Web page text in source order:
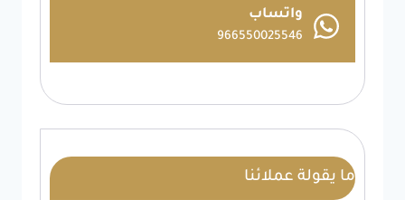
واتساب
966550025546
ما يقولة عملائنا